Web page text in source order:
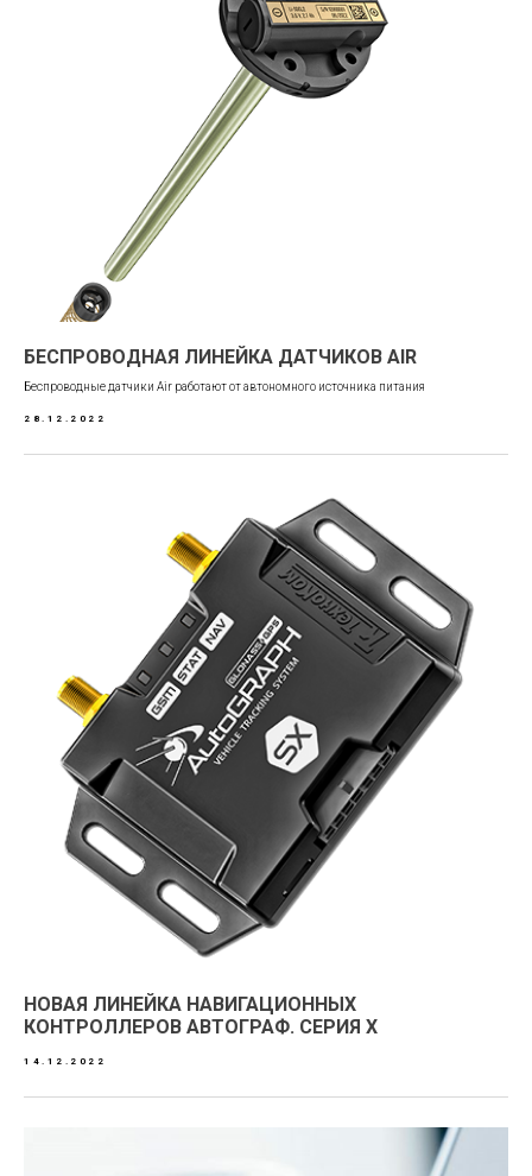
БЕСПРОВОДНАЯ ЛИНЕЙКА ДАТЧИКОВ AIR
Беспроводные датчики Air работают от автономного источника питания
28.12.2022
НОВАЯ ЛИНЕЙКА НАВИГАЦИОННЫХ
КОНТРОЛЛЕРОВ АВТОГРАФ. СЕРИЯ X
14.12.2022